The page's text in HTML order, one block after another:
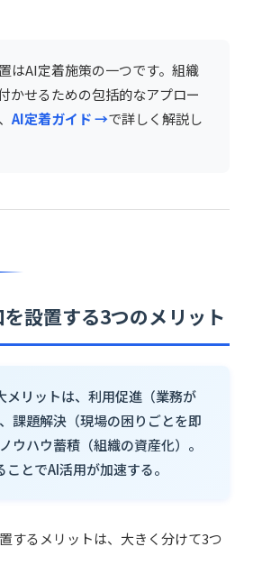
はAI定着施策の一つです。組織
かせるための包括的なアプロー
AI定着ガイド →で詳しく解説し
設置する3つのメリット
メリットは、利用促進（業務が
課題解決（現場の困りごとを即
ノウハウ蓄積（組織の資産化）。
とでAI活用が加速する。
するメリットは、大きく分けて3つ